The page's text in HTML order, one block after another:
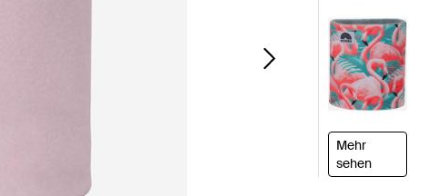
Mehr
sehen